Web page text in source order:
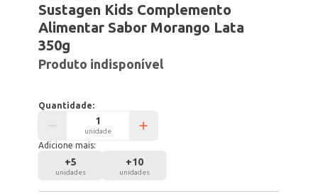
Sustagen Kids Complemento
Alimentar Sabor Morango Lata
350g
Produto indisponível
Quantidade:
unidade
Adicione mais:
+5
unidades
+10
unidades